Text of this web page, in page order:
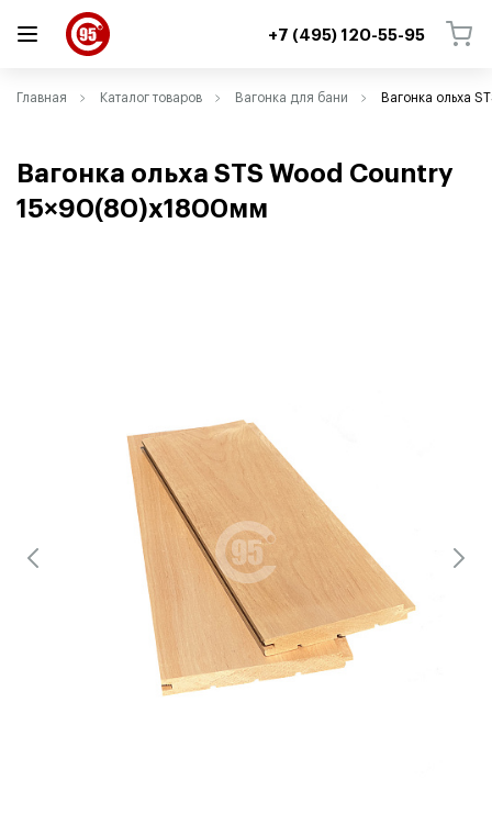
+7 (495) 120-55-95
Главная Каталог товаров Вагонка для бани Вагонка ольха
Вагонка ольха STS Wood Country
15×90(80)х1800мм
ВЕРНУТЬСЯ
ВЕРНУТЬСЯ